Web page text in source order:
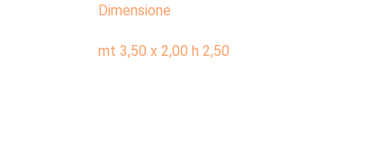
Dimensione
mt 3,50 x 2,00 h 2,50